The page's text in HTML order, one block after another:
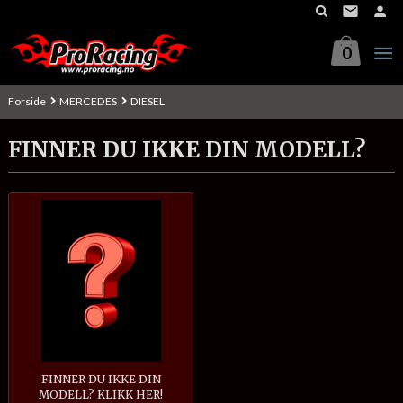
innholdet
0
Forside MERCEDES DIESEL
FINNER DU IKKE DIN MODELL?
FINNER DU IKKE DIN
MODELL? KLIKK HER!